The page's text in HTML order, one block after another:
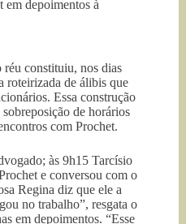
em depoimentos à
constituiu, nos dias
roteirizada de álibis que
Essa construção
de horários
com Prochet.
às 9h15 Tarcísio
e conversou com o
Regina diz que ele a
no trabalho”, resgata o
em depoimentos. “Esse